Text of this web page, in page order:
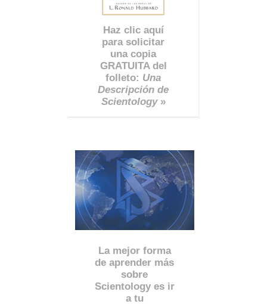
Haz clic aquí
para solicitar
una copia
GRATUITA del
folleto: Una
Descripción de
Scientology»
La mejor forma
de aprender más
sobre
Scientology es ir
a tu